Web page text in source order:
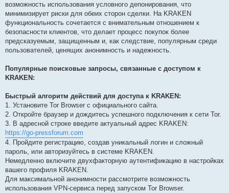
возможность использования условного депонирования, что
минимизирует риски для обеих сторон сделки. На KRAKEN
функциональность сочетается с внимательным отношением к
безопасности клиентов, что делает процесс покупок более
предсказуемым, защищенным и, как следствие, популярным среди
пользователей, ценящих анонимность и надежность.
Популярные поисковые запросы, связанные с доступом к
KRAKEN:
Быстрый алгоритм действий для доступа к KRAKEN:
1. Установите Tor Browser с официального сайта.
2. Откройте браузер и дождитесь успешного подключения к сети Tor.
3. В адресной строке введите актуальный адрес KRAKEN:
https://go-pressforum.com
4. Пройдите регистрацию, создав уникальный логин и сложный
пароль, или авторизуйтесь в системе KRAKEN.
Немедленно включите двухфакторную аутентификацию в настройках
вашего профиля KRAKEN.
Для максимальной анонимности рассмотрите возможность
использования VPN-сервиса перед запуском Tor Browser.